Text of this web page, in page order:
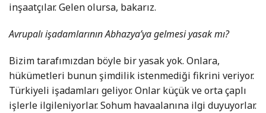
inşaatçılar. Gelen olursa, bakarız.
Avrupalı işadamlarının Abhazya’ya gelmesi yasak mı?
Bizim tarafımızdan böyle bir yasak yok. Onlara,
hükümetleri bunun şimdilik istenmediği fikrini veriyor.
Türkiyeli işadamları geliyor. Onlar küçük ve orta çaplı
işlerle ilgileniyorlar. Sohum havaalanına ilgi duyuyorlar.